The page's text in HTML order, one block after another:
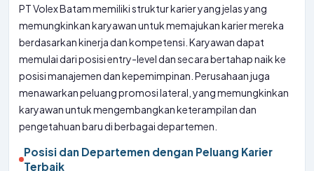
PT Volex Batam memiliki struktur karier yang jelas yang
memungkinkan karyawan untuk memajukan karier mereka
berdasarkan kinerja dan kompetensi. Karyawan dapat
memulai dari posisi entry-level dan secara bertahap naik ke
posisi manajemen dan kepemimpinan. Perusahaan juga
menawarkan peluang promosi lateral, yang memungkinkan
karyawan untuk mengembangkan keterampilan dan
pengetahuan baru di berbagai departemen.
Posisi dan Departemen dengan Peluang Karier
Terbaik